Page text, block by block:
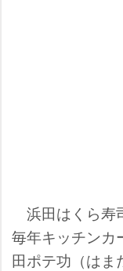
浜田はくら寿
毎年キッチンカ
田ポテ功（はま